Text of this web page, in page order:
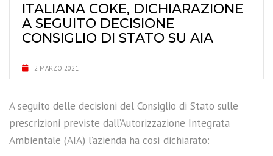
ITALIANA COKE, DICHIARAZIONE
A SEGUITO DECISIONE
CONSIGLIO DI STATO SU AIA
2 MARZO 2021
A seguito delle decisioni del Consiglio di Stato sulle
prescrizioni previste dall’Autorizzazione Integrata
Ambientale (AIA) l’azienda ha così dichiarato: